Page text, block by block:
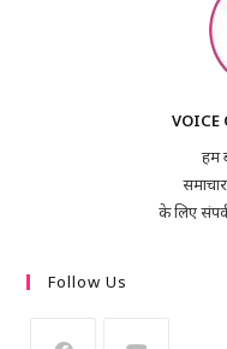
VOICE
हम
के लिए
Follow Us